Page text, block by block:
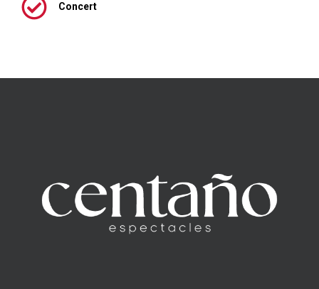
Concert